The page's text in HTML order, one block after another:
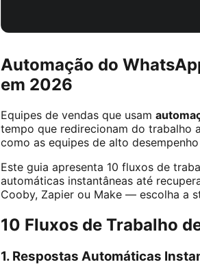
Automação do
em 2026
Equipes de vendas que usam
tempo que redirecionam do trabalho
como as equipes de alto
Este guia apresenta 10 fluxos de
automáticas instantâneas até
Cooby, Zapier ou Make — escolha a
10 Fluxos de Trabalho
1. Respostas Automáticas